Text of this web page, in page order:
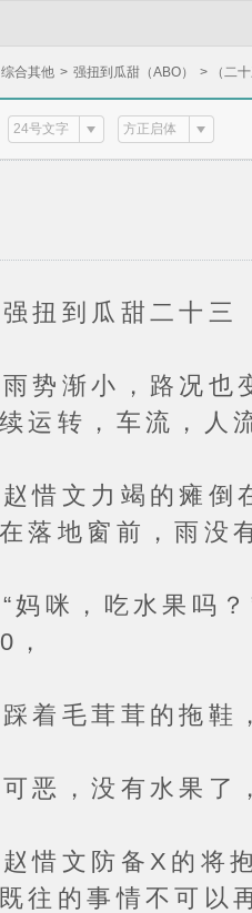
综合其他 > 强扭到瓜甜（ABO） >
（二
24号文字 方正启体
瓜甜二十三
小，路况也变好
运转，车流，人
力竭的瘫倒在
落地窗前，雨没
吃水果吗？”
茸茸的拖鞋，
没有水果了，
防备X的将抱枕
往的事情不可以